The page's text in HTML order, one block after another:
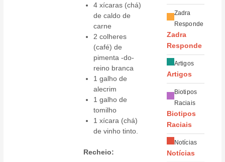
4 xícaras (chá)
de caldo de
carne
2 colheres
(café) de
pimenta -do-
reino branca
1 galho de
alecrim
1 galho de
tomilho
1 xícara (chá)
de vinho tinto.
Recheio:
Zadra
Responde
Zadra
Responde
Artigos
Artigos
Biotipos
Raciais
Biotipos
Raciais
Notícias
Notícias